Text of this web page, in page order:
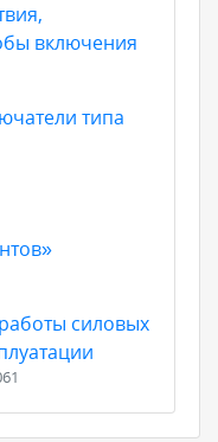
включения
типа
силовых